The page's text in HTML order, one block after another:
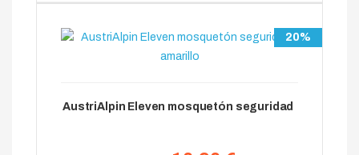
20%
AustriAlpin Eleven mosquetón seguridad